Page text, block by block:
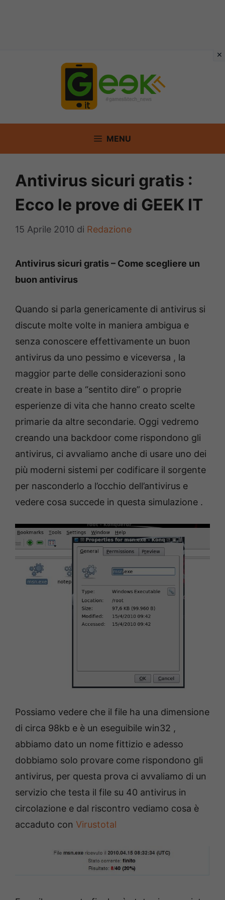
MENU
Antivirus sicuri gratis :
Ecco le prove di GEEK IT
15 Aprile 2010 di Redazione
Antivirus sicuri gratis – Come scegliere un
buon antivirus
Quando si parla genericamente di antivirus si
discute molte volte in maniera ambigua e
senza conoscere effettivamente un buon
antivirus da uno pessimo e viceversa , la
maggior parte delle considerazioni sono
create in base a “sentito dire” o proprie
esperienze di vita che hanno creato scelte
primarie da altre secondarie. Oggi vedremo
creando una backdoor come rispondono gli
antivirus, ci avvaliamo anche di usare uno dei
più moderni sistemi per codificare il sorgente
per nasconderlo a l’occhio dell’antivirus e
vedere cosa succede in questa simulazione .
Possiamo vedere che il file ha una dimensione
di circa 98kb e è un eseguibile win32 ,
abbiamo dato un nome fittizio e adesso
dobbiamo solo provare come rispondono gli
antivirus, per questa prova ci avvaliamo di un
servizio che testa il file su 40 antivirus in
circolazione e dal riscontro vediamo cosa è
accaduto con Virustotal